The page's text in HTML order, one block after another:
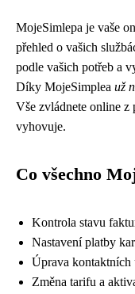
MojeSimlepa je vaše
přehled o vašich
podle vašich potřeb a
Díky MojeSimplea už
Vše zvládnete online
vyhovuje.
Co všechno
Kontrola stavu
Nastavení platby
Úprava kontaktních
Změna tarifu a